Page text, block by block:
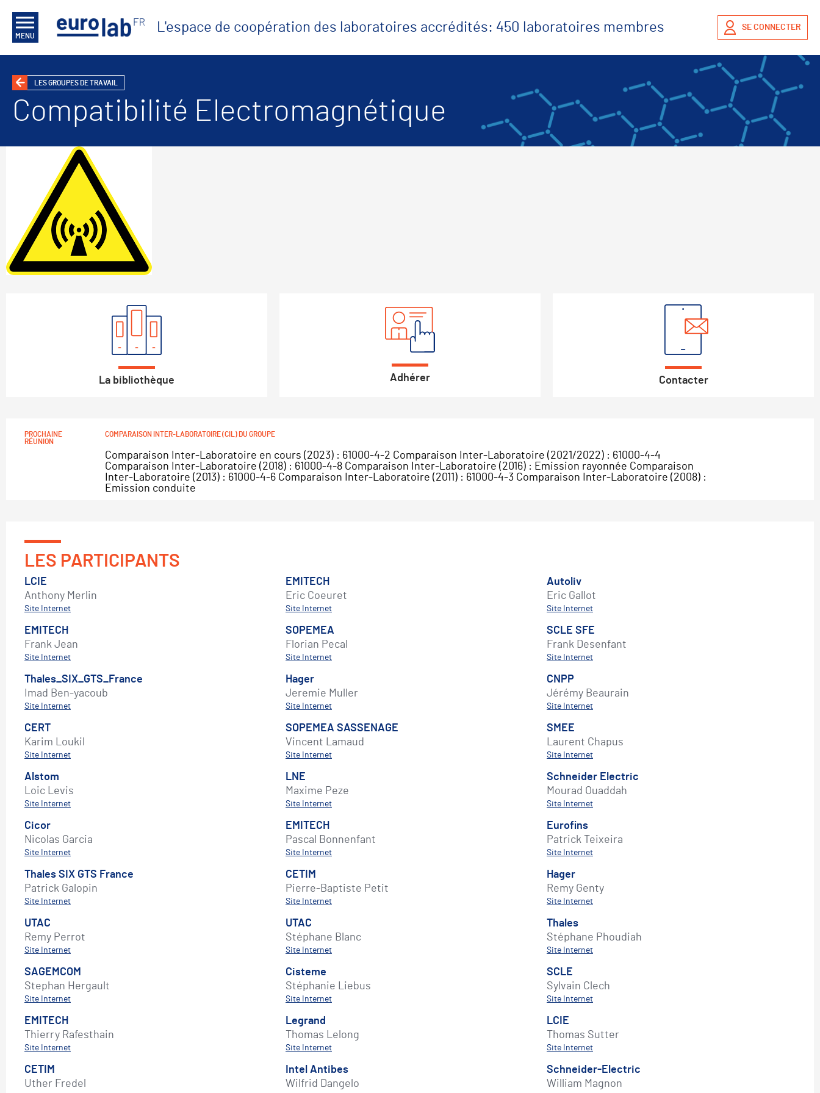
MENU
L'espace de coopération des laboratoires accrédités: 450 laboratoires membres SE CONNECTER
LES GROUPES DE TRAVAIL
Compatibilité Electromagnétique
La bibliothèque Adhérer Contacter
groupe
PROCHAINE
RÉUNION
COMPARAISON INTER-LABORATOIRE (CIL) DU GROUPE
Comparaison Inter-Laboratoire en cours (2023) : 61000-4-2 Comparaison Inter-Laboratoire (2021/2022) : 61000-4-4
Comparaison Inter-Laboratoire (2018) : 61000-4-8 Comparaison Inter-Laboratoire (2016) : Emission rayonnée Comparaison
Inter-Laboratoire (2013) : 61000-4-6 Comparaison Inter-Laboratoire (2011) : 61000-4-3 Comparaison Inter-Laboratoire (2008) :
Emission conduite
LES PARTICIPANTS
LCIE
Anthony Merlin
Site Internet
EMITECH
Eric Coeuret
Site Internet
Autoliv
Eric Gallot
Site Internet
EMITECH
Frank Jean
Site Internet
SOPEMEA
Florian Pecal
Site Internet
SCLE SFE
Frank Desenfant
Site Internet
Thales_SIX_GTS_France
Imad Ben-yacoub
Site Internet
Hager
Jeremie Muller
Site Internet
CNPP
Jérémy Beaurain
Site Internet
CERT
Karim Loukil
Site Internet
SOPEMEA SASSENAGE
Vincent Lamaud
Site Internet
SMEE
Laurent Chapus
Site Internet
Alstom
Loic Levis
Site Internet
LNE
Maxime Peze
Site Internet
Schneider Electric
Mourad Ouaddah
Site Internet
Cicor
Nicolas Garcia
Site Internet
EMITECH
Pascal Bonnenfant
Site Internet
Eurofins
Patrick Teixeira
Site Internet
Thales SIX GTS France
Patrick Galopin
Site Internet
CETIM
Pierre-Baptiste Petit
Site Internet
Hager
Remy Genty
Site Internet
UTAC
Remy Perrot
Site Internet
UTAC
Stéphane Blanc
Site Internet
Thales
Stéphane Phoudiah
Site Internet
SAGEMCOM
Stephan Hergault
Site Internet
Cisteme
Stéphanie Liebus
Site Internet
SCLE
Sylvain Clech
Site Internet
EMITECH
Thierry Rafesthain
Site Internet
Legrand
Thomas Lelong
Site Internet
LCIE
Thomas Sutter
Site Internet
CETIM
Uther Fredel
Intel Antibes
Wilfrid Dangelo
Schneider-Electric
William Magnon